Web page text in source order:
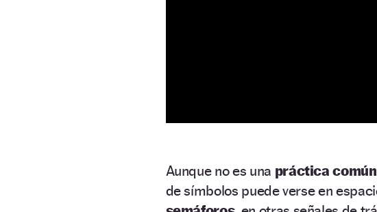
Aunque no es una práctica común
de símbolos puede verse en